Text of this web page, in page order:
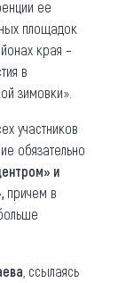
ее
площадок
края –
в
зимовки».
участников
обязательно
и
причем в
, ссылаясь